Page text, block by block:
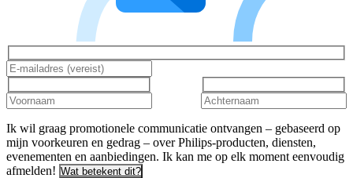
Ik wil graag promotionele communicatie ontvangen – gebaseerd op
mijn voorkeuren en gedrag – over Philips-producten, diensten,
evenementen en aanbiedingen. Ik kan me op elk moment eenvoudig
afmelden! Wat betekent dit?